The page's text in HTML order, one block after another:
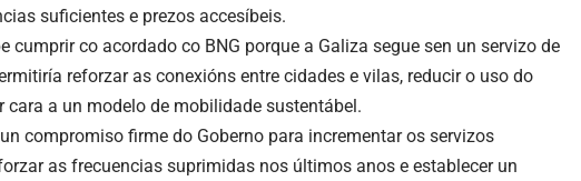
suficientes e prezos accesíbeis.
cumprir co acordado co BNG porque a Galiza segue sen un servizo de
reforzar as conexións entre cidades e vilas, reducir o uso do
cara a un modelo de mobilidade sustentábel.
compromiso firme do Goberno para incrementar os servizos
as frecuencias suprimidas nos últimos anos e establecer un